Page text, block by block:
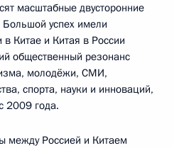
масштабные двусторонние
успех имели
Китае и Китая в России
общественный резонанс
молодёжи, СМИ,
спорта, науки и инноваций,
2009 года.
между Россией и Китаем